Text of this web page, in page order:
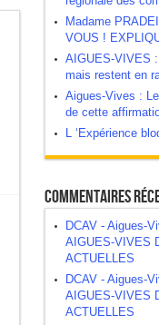
Madame
VOUS !
AIGUES-VIVES
mais restent en
Aigues-Vives :
de cette
L ‘Expérience
Commentaires
DCAV - Aigues-
AIGUES-VIVES
ACTUELLES
DCAV - Aigues-
AIGUES-VIVES
ACTUELLES